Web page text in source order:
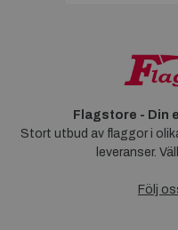
Flagstore - Din
Stort utbud av flaggor i
leveranser.
Följ